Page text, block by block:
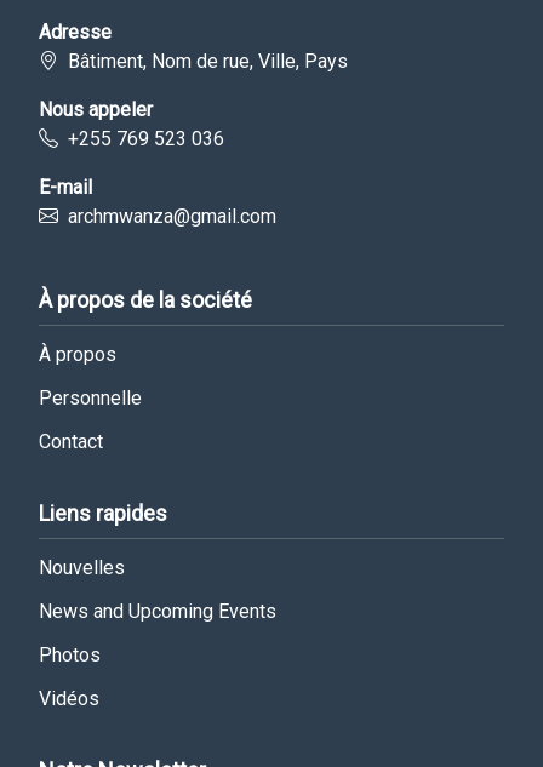
Adresse
Bâtiment, Nom de rue, Ville, Pays
Nous appeler
+255 769 523 036
E-mail
archmwanza@gmail.com
À propos de la société
À propos
Personnelle
Contact
Liens rapides
Nouvelles
News and Upcoming Events
Photos
Vidéos